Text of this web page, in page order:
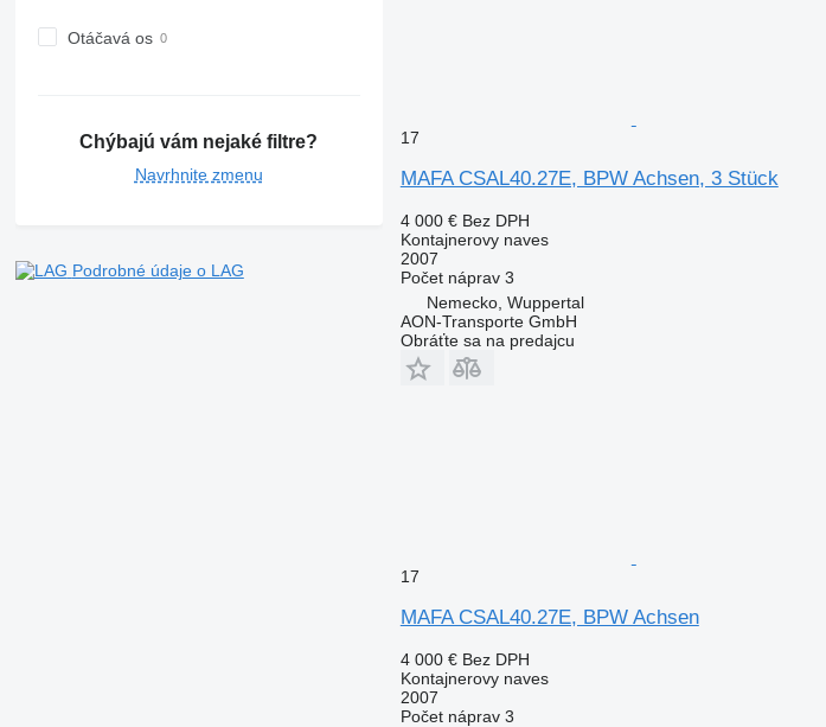
Otáčavá os
Chýbajú vám nejaké filtre?
Navrhnite zmenu
Podrobné údaje o LAG
17
MAFA CSAL40.27E, BPW Achsen, 3 Stück
4 000 € Bez DPH
Kontajnerovy naves
2007
Počet náprav 3
Nemecko, Wuppertal
AON-Transporte GmbH
Obráťte sa na predajcu
17
MAFA CSAL40.27E, BPW Achsen
4 000 € Bez DPH
Kontajnerovy naves
2007
Počet náprav 3